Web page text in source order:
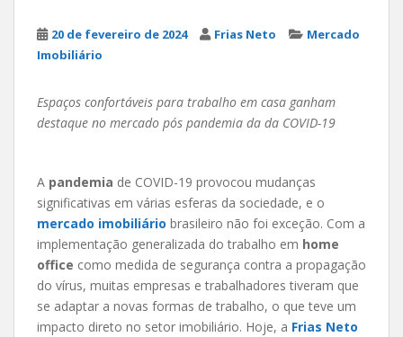
20 de fevereiro de 2024 Frias Neto
Mercado
Imobiliário
Espaços confortáveis para trabalho em casa ganham
destaque no mercado pós pandemia da da COVID-19
A pandemia de COVID-19 provocou mudanças
significativas em várias esferas da sociedade, e o
mercado imobiliário brasileiro não foi exceção. Com a
implementação generalizada do trabalho em home
office como medida de segurança contra a propagação
do vírus, muitas empresas e trabalhadores tiveram que
se adaptar a novas formas de trabalho, o que teve um
impacto direto no setor imobiliário. Hoje, a Frias Neto